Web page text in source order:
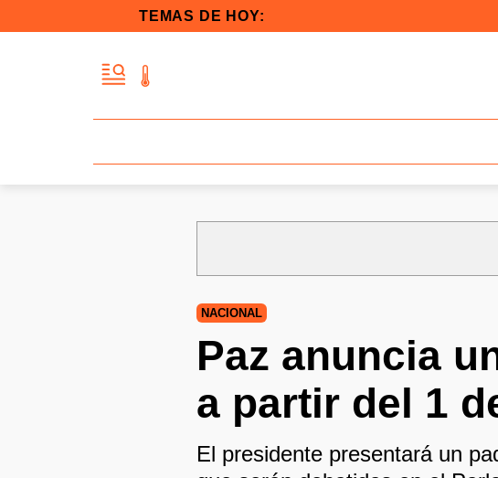
TEMAS DE HOY:
NACIONAL
Paz anuncia
a partir del 1
El presidente presentará un